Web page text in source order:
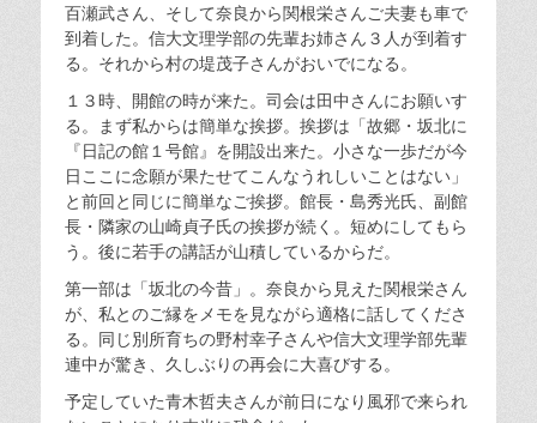
百瀬武さん、そして奈良から関根栄さんご夫妻も車で
到着した。信大文理学部の先輩お姉さん３人が到着す
る。それから村の堤茂子さんがおいでになる。
１３時、開館の時が来た。司会は田中さんにお願いす
る。まず私からは簡単な挨拶。挨拶は「故郷・坂北に
『日記の館１号館』を開設出来た。小さな一歩だが今
日ここに念願が果たせてこんなうれしいことはない」
と前回と同じに簡単なご挨拶。館長・島秀光氏、副館
長・隣家の山崎貞子氏の挨拶が続く。短めにしてもら
う。後に若手の講話が山積しているからだ。
第一部は「坂北の今昔」。奈良から見えた関根栄さん
が、私とのご縁をメモを見ながら適格に話してくださ
る。同じ別所育ちの野村幸子さんや信大文理学部先輩
連中が驚き、久しぶりの再会に大喜びする。
予定していた青木哲夫さんが前日になり風邪で来られ